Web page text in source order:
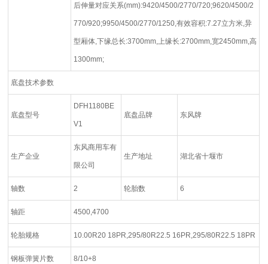
后伸量对应关系(mm):9420/4500/2770/720;9620/4500/2
770/920;9950/4500/2770/1250,有效容积:7.27立方米,异
型厢体,下缘总长:3700mm,上缘长:2700mm,宽2450mm,高
1300mm;
底盘技术参数
底盘型号
DFH1180BE
V1
底盘品牌 东风牌
生产企业
东风商用车有
限公司
生产地址 湖北省十堰市
轴数 2 轮胎数 6
轴距 4500,4700
轮胎规格 10.00R20 18PR,295/80R22.5 16PR,295/80R22.5 18PR
钢板弹簧片数 8/10+8